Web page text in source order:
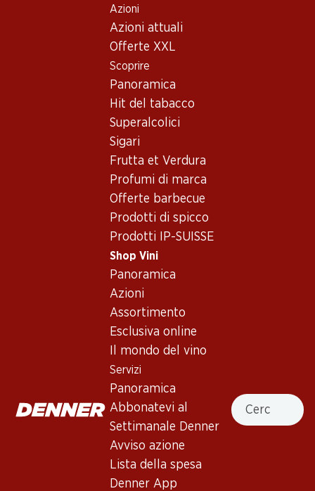
Azioni
Azioni attuali
Offerte XXL
Scoprire
Panoramica
Hit del tabacco
Superalcolici
Sigari
Frutta et Verdura
Profumi di marca
Offerte barbecue
Prodotti di spicco
Prodotti IP-SUISSE
Shop Vini
Panoramica
Azioni
Assortimento
Esclusiva online
Il mondo del vino
Servizi
Panoramica
Abbonatevi al
Settimanale Denner
Avviso azione
Lista della spesa
Denner App
Cercare
Vino/champagne
Cariñena
Corona de Aragón Old Vine Garnacha
Fronte Retro
Corona de Aragón Old Vine
Spagna, Cariñena, 2015
Rosso rubino brillante. Aromi spiccati di bacche mature,
ciliegie, con ricordi di rosa e spezie. Palato pieno con tannini